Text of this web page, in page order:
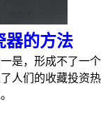
器的方法
是，形成不了一个
人们的收藏投资热